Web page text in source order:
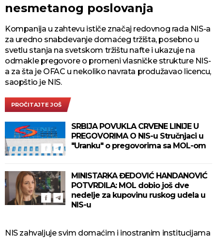
nesmetanog poslovanja
Kompanija u zahtevu ističe značaj redovnog rada NIS-a
za uredno snabdevanje domaćeg tržišta, posebno u
svetlu stanja na svetskom tržištu nafte i ukazuje na
odmakle pregovore o promeni vlasničke strukture NIS-
a za šta je OFAC u nekoliko navrata produžavao licencu,
saopštio je NIS.
PROČITAJTE JOŠ
SRBIJA POVUKLA CRVENE LINIJE U
PREGOVORIMA O NIS-u Stručnjaci u
"Uranku" o pregovorima sa MOL-om
MINISTARKA ĐEDOVIĆ HANDANOVIĆ
POTVRDILA: MOL dobio još dve
nedelje za kupovinu ruskog udela u
NIS-u
NIS zahvaljuje svim domaćim i inostranim institucijama